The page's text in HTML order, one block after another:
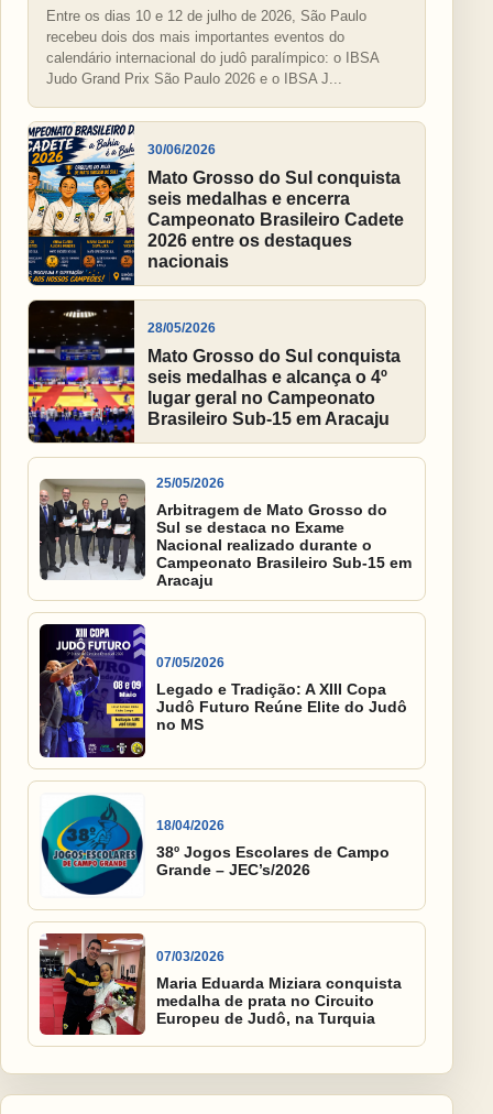
Entre os dias 10 e 12 de julho de 2026, São Paulo
recebeu dois dos mais importantes eventos do
calendário internacional do judô paralímpico: o IBSA
Judo Grand Prix São Paulo 2026 e o IBSA J...
30/06/2026
Mato Grosso do Sul conquista
seis medalhas e encerra
Campeonato Brasileiro Cadete
2026 entre os destaques
nacionais
28/05/2026
Mato Grosso do Sul conquista
seis medalhas e alcança o 4º
lugar geral no Campeonato
Brasileiro Sub-15 em Aracaju
25/05/2026
Arbitragem de Mato Grosso do
Sul se destaca no Exame
Nacional realizado durante o
Campeonato Brasileiro Sub-15 em
Aracaju
07/05/2026
Legado e Tradição: A XIII Copa
Judô Futuro Reúne Elite do Judô
no MS
18/04/2026
38º Jogos Escolares de Campo
Grande – JEC’s/2026
07/03/2026
Maria Eduarda Miziara conquista
medalha de prata no Circuito
Europeu de Judô, na Turquia